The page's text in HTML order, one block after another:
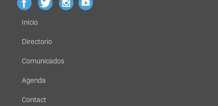
Menú
principal
Inicio
Directorio
Comunicados
Agenda
Contact